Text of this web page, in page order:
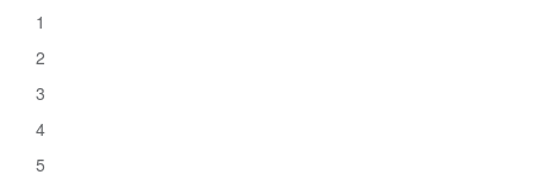
1
2
3
4
5